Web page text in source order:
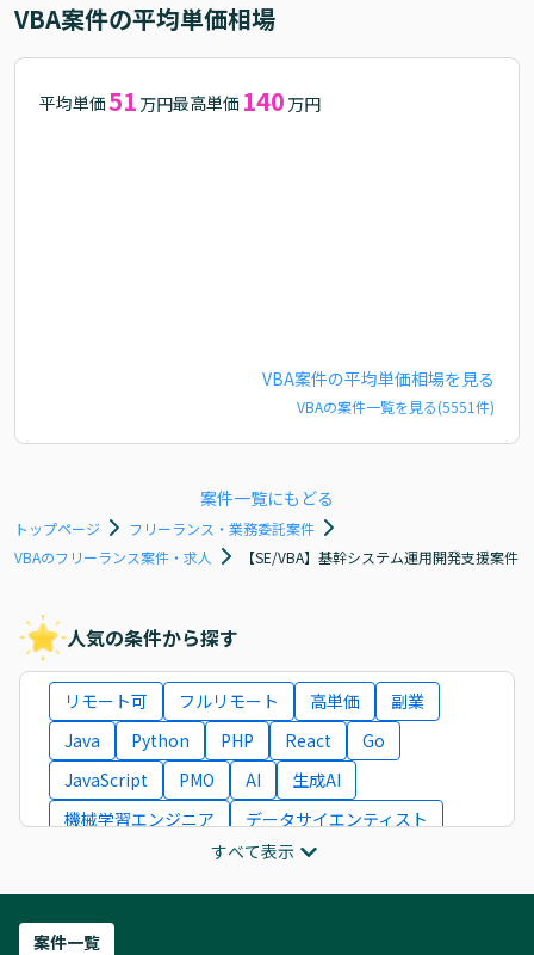
VBA案件の平均単価相場
平均単価51 万円最高単価 140 万円
VBA案件の平均単価相場を見る
VBAの案件一覧を見る(5551件)
案件一覧にもどる
トップページ
フリーランス・業務委託案件
VBAのフリーランス案件・求人
【SE/VBA】基幹システム運用開発支援案件
人気の条件から探す
リモート可 フルリモート 高単価
副業
Java
Python PHP React
Go
JavaScript
PMO AI
生成AI
機械学習エンジニア
データサイエンティスト
ITコンサルタント
フロントエンドエンジニア
ネットワークエンジニア
すべて表示
案件一覧